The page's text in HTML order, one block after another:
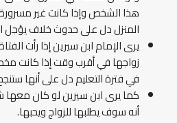
هذا الشخص وإذا كانت غير
المنزل دل على حدوث خلاف يؤجل
يرى الإمام ابن سيرين إذا رأت
زواجها في أقرب وقت إذا كانت
في فترة التعليم دل على أنها
كما يرى ابن سيرين لو كان معها
أنه سوف يطلبها للزواج ويحبها.